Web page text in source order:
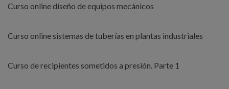
Curso online diseño de equipos mecánicos
Curso online sistemas de tuberías en plantas industriales
Curso de recipientes sometidos a presión. Parte 1